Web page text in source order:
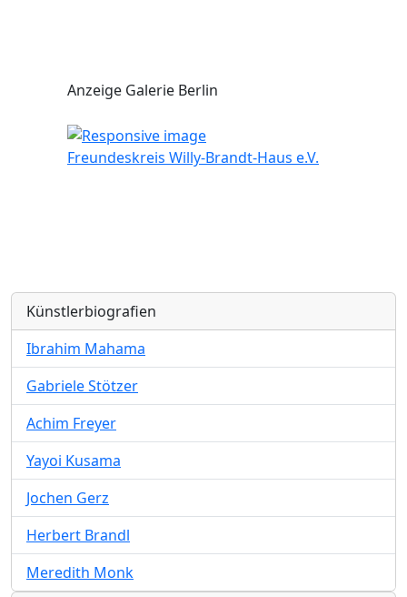
Anzeige Galerie Berlin
Freundeskreis Willy-Brandt-Haus e.V.
Künstlerbiografien
Ibrahim Mahama
Gabriele Stötzer
Achim Freyer
Yayoi Kusama
Jochen Gerz
Herbert Brandl
Meredith Monk